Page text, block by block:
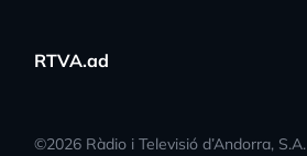
RTVA.ad
©2026 Ràdio i Televisió d’Andorra, S.A.